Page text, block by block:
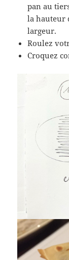
pan au
la hauteur
largeur.
Roulez
Croquez